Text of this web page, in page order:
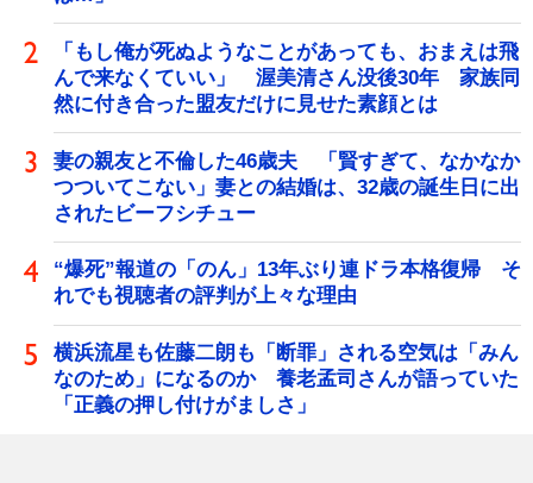
「もし俺が死ぬようなことがあっても、おまえは飛
んで来なくていい」 渥美清さん没後30年 家族同
然に付き合った盟友だけに見せた素顔とは
妻の親友と不倫した46歳夫 「賢すぎて、なかなか
つついてこない」妻との結婚は、32歳の誕生日に出
されたビーフシチュー
“爆死”報道の「のん」13年ぶり連ドラ本格復帰 そ
れでも視聴者の評判が上々な理由
横浜流星も佐藤二朗も「断罪」される空気は「みん
なのため」になるのか 養老孟司さんが語っていた
「正義の押し付けがましさ」